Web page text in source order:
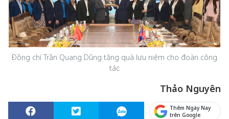
Đồng chí Trần Quang Dũng tặng quà lưu niệm cho đoàn công
tác
Thảo Nguyên
Thêm Ngày Nay
trên Google